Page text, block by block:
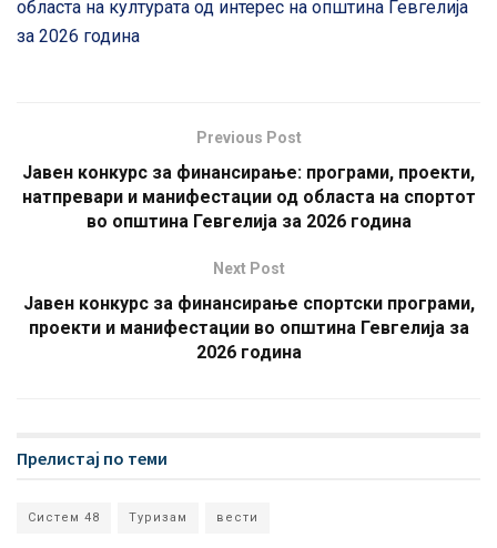
областа на културата од интерес на општина Гевгелија
за 2026 година
Previous Post
Јавен конкурс за финансирање: програми, проекти,
натпревари и манифестации од областа на спортот
во општина Гевгелија за 2026 година
Next Post
Јавен конкурс за финансирање спортски програми,
проекти и манифестации во општина Гевгелија за
2026 година
Прелистај по теми
Систем 48 Туризам вести